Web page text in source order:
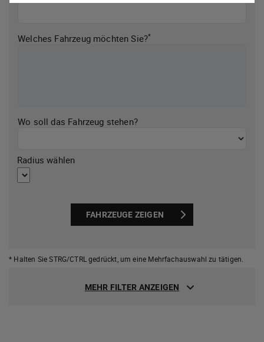
Welches Fahrzeug möchten Sie?*
Wo soll das Fahrzeug stehen?
Radius wählen
FAHRZEUGE ZEIGEN
* Halten Sie STRG/CTRL gedrückt, um eine Mehrfachauswahl zu tätigen.
MEHR FILTER ANZEIGEN